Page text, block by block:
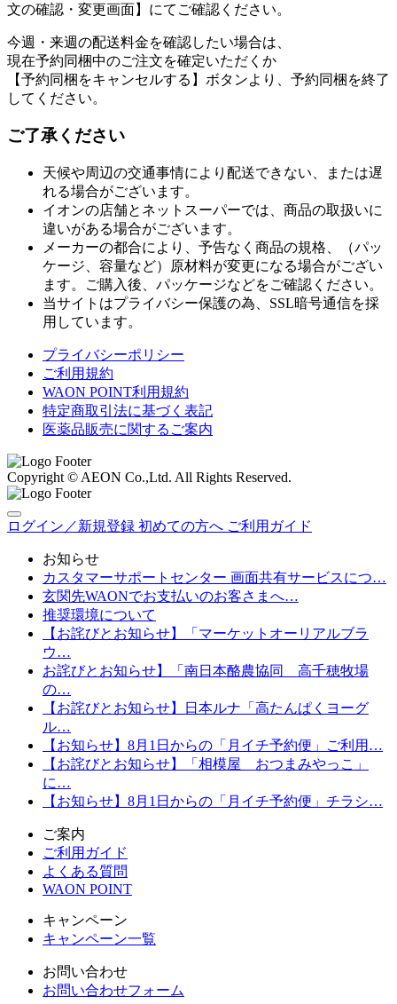
文の確認・変更画面】にてご確認ください。
今週・来週の配送料金を確認したい場合は、
現在予約同梱中のご注文を確定いただくか
【予約同梱をキャンセルする】ボタンより、予約同梱を終了
してください。
ご了承ください
天候や周辺の交通事情により配送できない、または遅
れる場合がございます。
イオンの店舗とネットスーパーでは、商品の取扱いに
違いがある場合がございます。
メーカーの都合により、予告なく商品の規格、（パッ
ケージ、容量など）原材料が変更になる場合がござい
ます。ご購入後、パッケージなどをご確認ください。
当サイトはプライバシー保護の為、SSL暗号通信を採
用しています。
プライバシーポリシー
ご利用規約
WAON POINT利用規約
特定商取引法に基づく表記
医薬品販売に関するご案内
Copyright © AEON Co.,Ltd. All Rights Reserved.
ログイン／新規登録 初めての方へ ご利用ガイド
お知らせ
カスタマーサポートセンター 画面共有サービスにつ…
玄関先WAONでお支払いのお客さまへ…
推奨環境について
【お詫びとお知らせ】「マーケットオーリアルブラ
ウ…
お詫びとお知らせ】「南日本酪農協同 高千穂牧場
の…
【お詫びとお知らせ】日本ルナ「高たんぱくヨーグ
ル…
【お知らせ】8月1日からの「月イチ予約便」ご利用…
【お詫びとお知らせ】「相模屋 おつまみやっこ」
に…
【お知らせ】8月1日からの「月イチ予約便」チラシ…
ご案内
ご利用ガイド
よくある質問
WAON POINT
キャンペーン
キャンペーン一覧
お問い合わせ
お問い合わせフォーム